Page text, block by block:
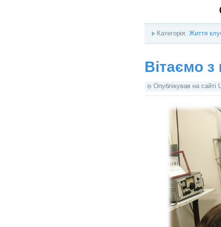
Категорія: Життя
Вітаємо
Опублікував на сайті